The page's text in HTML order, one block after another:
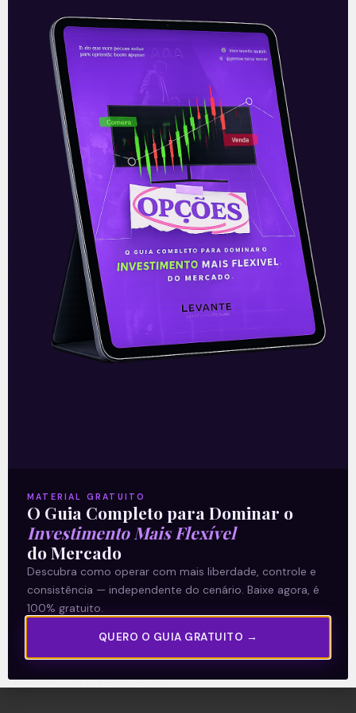
O Banco Central refez as
contas
A reunião do Comitê de Política
Monetária (Copom) que se encerrou na
quarta-feira (20) confirmou as
expectativas dos investidores em manter
a taxa referencial Selic
Leia mais
21/01/2021
Termos e Condições
Política de Privacidade
Explore
Artigos
E Eu Com Isso?
Vídeos no Youtube
Manuais de Investimento
MATERIAL GRATUITO
O Guia Completo para Dominar o
Investimento Mais Flexível
do Mercado
Descubra como operar com mais liberdade, controle e
consistência — independente do cenário. Baixe agora, é
100% gratuito.
QUERO O GUIA GRATUITO →